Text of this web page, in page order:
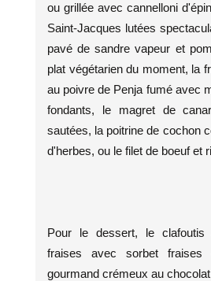
ou grillée avec cannelloni
Saint-Jacques lutées
pavé de sandre vapeur et
plat végétarien du moment, la
au poivre de Penja fumé avec
fondants, le magret de
sautées, la poitrine de cochon
d'herbes, ou le filet de boeuf et
Pour le dessert, le
fraises avec sorbet
gourmand crémeux au